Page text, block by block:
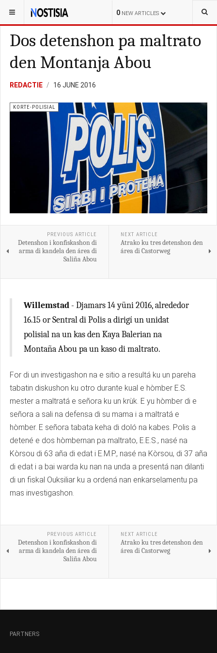
0 NEW ARTICLES
YOU ARE HERE: CURAÇAO KORTE-POLISIAL
Dos detenshon pa maltrato
den Montanja Abou
REDACTIE 16 JUNE 2016
KORTE-POLISIAL
PREVIOUS ARTICLE
Detenshon i konfiskashon di
arma di kandela den área di
Saliña Abou
NEXT ARTICLE
Atrako ku tres detenshon den
área di Castorweg
Willemstad - Djamars 14 yüni 2016, alrededor
16.15 or Sentral di Polis a dirigí un unidat
polisial na un kas den Kaya Balerian na
Montaña Abou pa un kaso di maltrato.
For di un investigashon na e sitio a resultá ku un pareha
tabatin diskushon ku otro durante kual e hòmber E.S.
mester a maltratá e señora ku un krùk. E yu hòmber di e
señora a sali na defensa di su mama i a maltratá e
hòmber. E señora tabata keha di doló na kabes. Polis a
detené e dos hòmbernan pa maltrato, E.E.S., nasé na
Kòrsou di 63 aña di edat i E.M.P., nasé na Kòrsou, di 37 aña
di edat i a bai warda ku nan na unda a presentá nan dilanti
di un fiskal Ouksiliar ku a ordená nan enkarselamentu pa
mas investigashon.
PREVIOUS ARTICLE
Detenshon i konfiskashon di
arma di kandela den área di
Saliña Abou
NEXT ARTICLE
Atrako ku tres detenshon den
área di Castorweg
PARTNERS